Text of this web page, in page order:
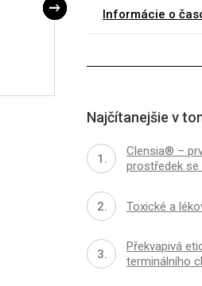
krátkodobé
cientů s
Informácie o
Najčítanejšie v
Clensia® –
prostředek
Toxické a
Překvapivá
terminálního